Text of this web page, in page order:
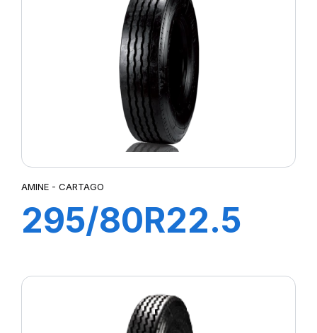
AMINE - CARTAGO
295/80R22.5
152/148M